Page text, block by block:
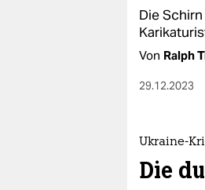
Die
Von Ralph
29.12.2023
Ukraine-
Die